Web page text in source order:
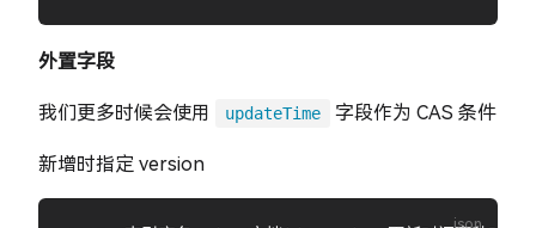
外置字段
我们更多时候会使用
updateTime
字段作为 CAS 条件
新增时指定 version